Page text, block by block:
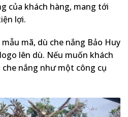
của khách hàng, mang tới
lợi.
mã, dù che nắng Bảo Huy
lên dù. Nếu muốn khách
nắng như một công cụ